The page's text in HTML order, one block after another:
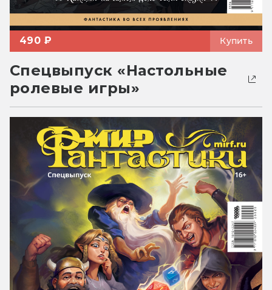
490 ₽ Купить
Спецвыпуск «Настольные
ролевые игры»